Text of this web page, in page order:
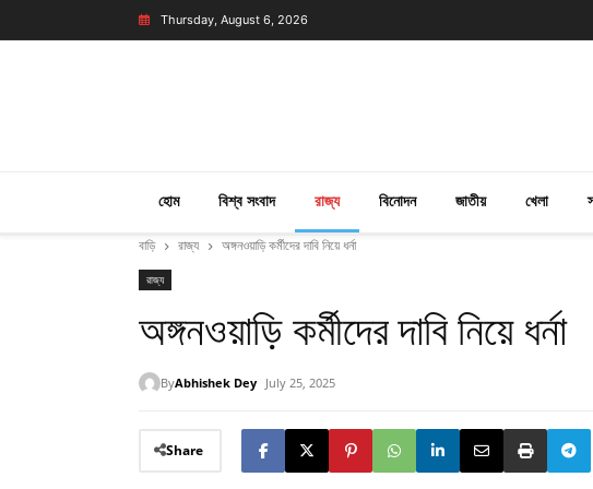
Thursday, August 6, 2026
হোম বিশ্ব সংবাদ রাজ্য বিনোদন জাতীয় খেলা
বাড়ি রাজ্য অঙ্গনওয়াড়ি কর্মীদের দাবি নিয়ে ধর্না
রাজ্য
অঙ্গনওয়াড়ি কর্মীদের দাবি নিয়ে ধর্না
ByAbhishek Dey July 25, 2025
Share